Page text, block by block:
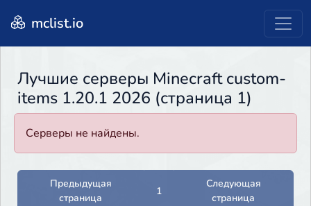
mclist.io
Лучшие серверы Minecraft custom-
items 1.20.1 2026 (страница 1)
Серверы не найдены.
Предыдущая
страница
1
Следующая
страница